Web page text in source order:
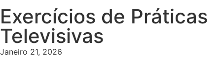
Exercícios de Práticas
Televisivas
Janeiro 21, 2026